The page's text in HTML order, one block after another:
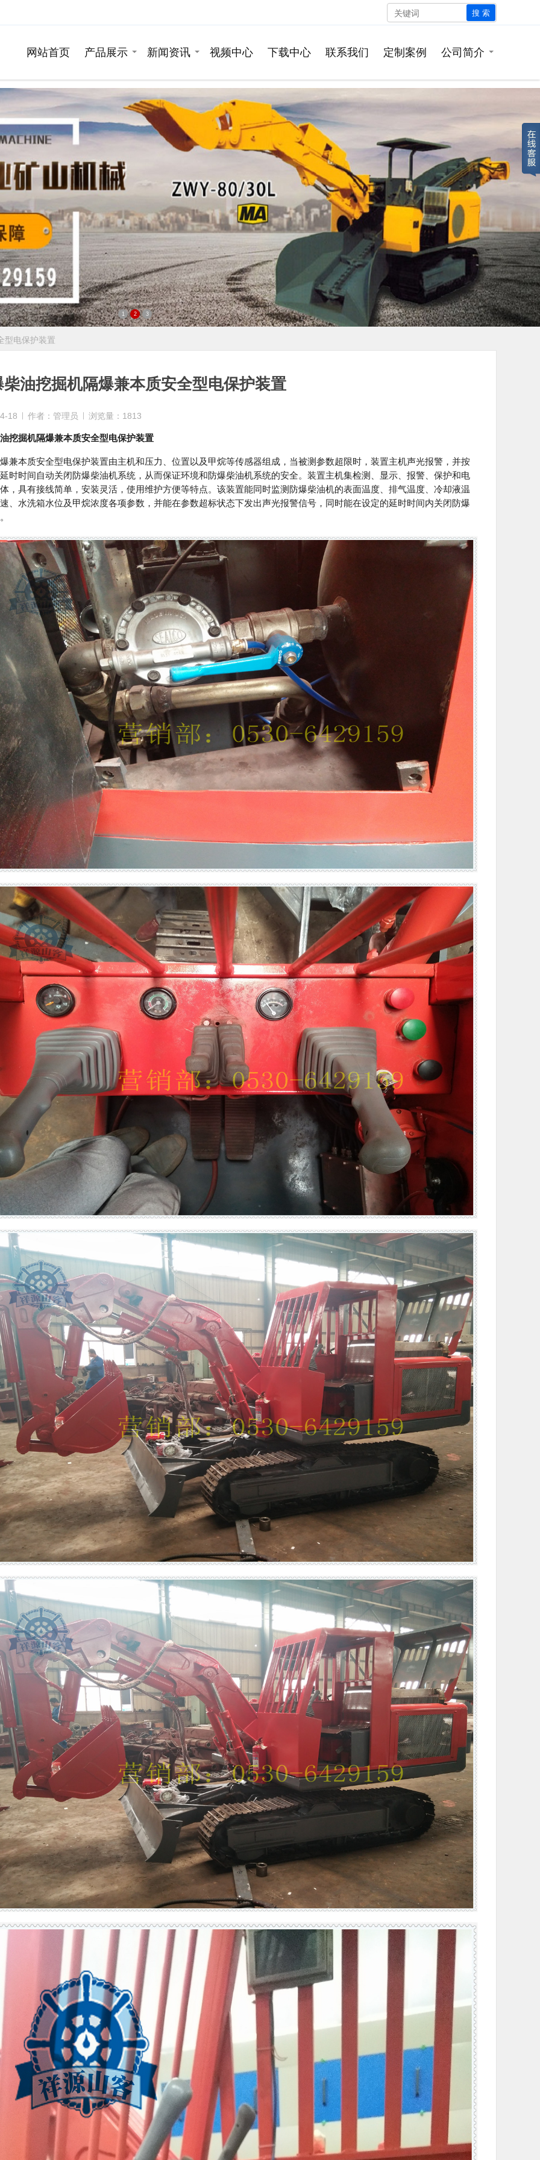
搜 索
网站首页 产品展示 新闻资讯 视频中心 下载中心 联系我们 定制案例 公司简介
1 2 3
型电保护装置
柴油挖掘机隔爆兼本质安全型电保护装置
18 作者：管理员 浏览量：1813
挖掘机隔爆兼本质安全型电保护装置
质安全型电保护装置由主机和压力、位置以及甲烷等传感器组成，当被测参数超限时，装置主机声光报警，并按
时时间自动关闭防爆柴油机系统，从而保证环境和防爆柴油机系统的安全。装置主机集检测、显示、报警、保护和电
，具有接线简单，安装灵活，使用维护方便等特点。该装置能同时监测防爆柴油机的表面温度、排气温度、冷却液温
、水洗箱水位及甲烷浓度各项参数，并能在参数超标状态下发出声光报警信号，同时能在设定的延时时间内关闭防爆